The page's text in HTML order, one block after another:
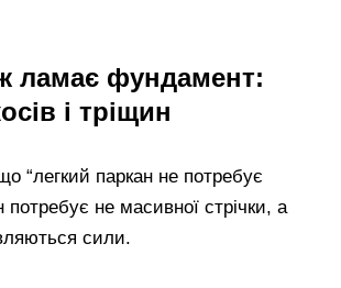
ламає фундамент:
і тріщин
“легкий паркан не потребує
не масивної стрічки, а
сили.